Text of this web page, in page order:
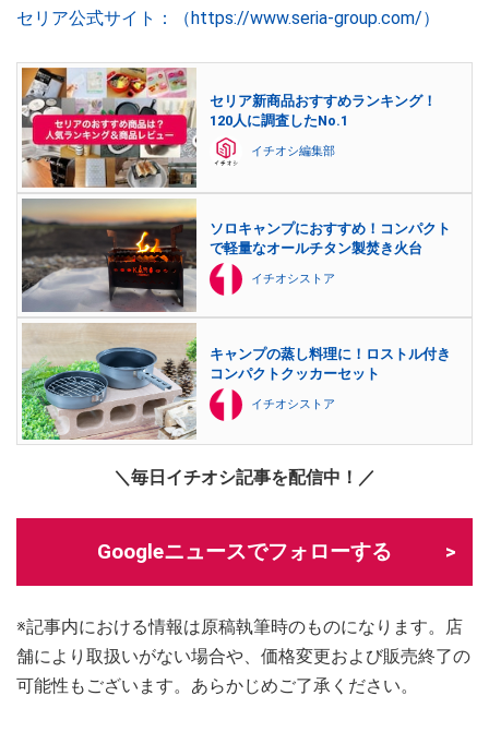
セリア公式サイト：（https://www.seria-group.com/）
セリア新商品おすすめランキング！
120人に調査したNo.1
イチオシ編集部
ソロキャンプにおすすめ！コンパクト
で軽量なオールチタン製焚き火台
イチオシストア
キャンプの蒸し料理に！ロストル付き
コンパクトクッカーセット
イチオシストア
＼毎日イチオシ記事を配信中！／
Googleニュースでフォローする
※記事内における情報は原稿執筆時のものになります。店
舗により取扱いがない場合や、価格変更および販売終了の
可能性もございます。あらかじめご了承ください。